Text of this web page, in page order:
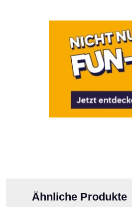
Ähnliche Produkte